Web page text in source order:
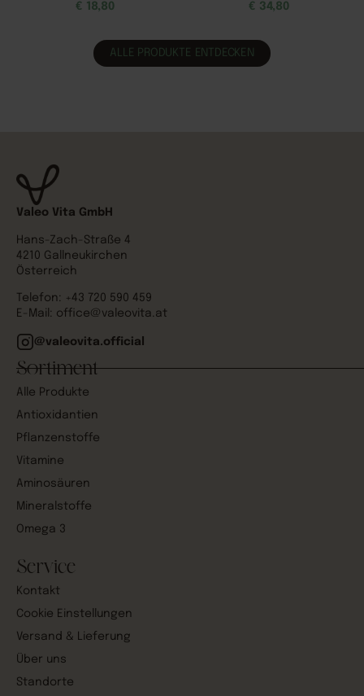
€ 18,80
€ 34,80
ALLE PRODUKTE ENTDECKEN
Valeo Vita GmbH
Hans-Zach-Straße 4
4210 Gallneukirchen
Österreich
Telefon: +43 720 590 459
E-Mail: office@valeovita.at
@valeovita.official
Sortiment
Alle Produkte
Antioxidantien
Pflanzenstoffe
Vitamine
Aminosäuren
Mineralstoffe
Omega 3
Service
Kontakt
Cookie Einstellungen
Versand & Lieferung
Über uns
Standorte